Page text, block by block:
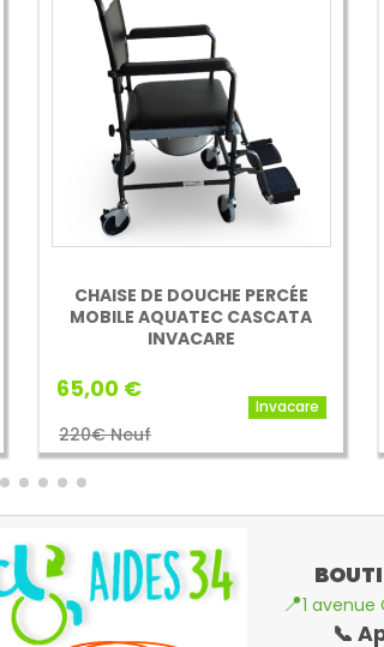
CHAISE DE DOUCHE PERCÉE
MOBILE AQUATEC CASCATA
INVACARE
65,00 €
220€ Neuf
Invacare
📍1 avenue
📞